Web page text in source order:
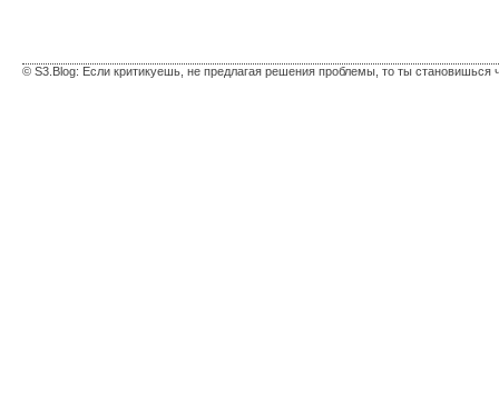
© S3.Blog: Если критикуешь, не предлагая решения проблемы, то ты становишься